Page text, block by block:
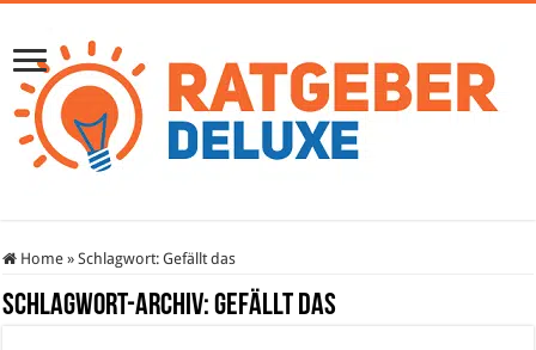
Home » Schlagwort:Gefällt das
Schlagwort-Archiv:Gefällt das